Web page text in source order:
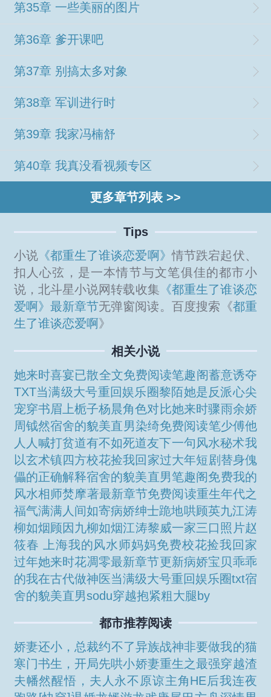
第35章 一些美丽的图片
第36章 爹开课吧
第37章 别搞太多对象
第38章 军训进行时
第39章 我家冯楠舒
第40章 我真没看视频专区
更多章节列表 >>
Tips
小说《都重生了谁谈恋爱啊》情节跌宕起伏、
扣人心弦，是一本情节与文笔俱佳的都市小
说，北斗星小说网转载收集 《都重生了谁谈恋
爱啊》最新章节无弹窗阅读。百度搜索《都重
生了谁谈恋爱啊》
相关小说
她来时喜宴已散全文免费阅读笔趣阁蓄意诱夺
TXT当满级大号重回娱乐圈黎陌她是反派心尖
宠穿书眉上栀子杨晨角色对比她来时骤雨余娇
周钺然宿舍的貌美直男染绮免费阅读笔少傅他
人人喊打贫道有不如死道友下一句 风水秘术我
以玄术镇四方校花捡我回家过大年短剧 替身傀
儡的正确解释宿舍的貌美直男笔趣阁免费我的
风水相师焚摩著最新章节免费阅读重生年代之
福气满满 人间如寄病娇绅士跪地哄顾英九江涛
柳如烟 顾因九柳如烟江涛黎威一家三口照片赵
筱春 上海我的风水师妈妈免费校花捡我回家
过年她来时花凋零最新章节更新病娇宝贝乖乖
的我在古代做神医当满级大号重回娱乐圈txt宿
舍的貌美直男sodu穿越抱紧粗大腿by
都市推荐阅读
娇妻还小，总裁约不了异族战神非要做我的猫
寒门书生，开局先哄小娇妻重生之最强穿越渣
夫幡然醒悟，夫人永不原谅主角HE后我连夜